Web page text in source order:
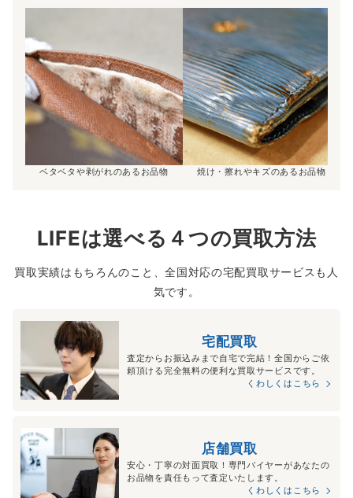
ベタベタや剥がれのあるお品物 焼け・擦れやキズのあるお品物
LIFEは選べる４つの買取方法
買取実績はもちろんのこと、全国対応の宅配買取サービスも人
気です。
宅配買取
査定からお振込みまで自宅で完結！全国からご依
頼頂ける完全無料の便利な買取サービスです。
くわしくはこちら
店舗買取
安心・丁寧の対面買取！専門バイヤーがあなたの
お品物を責任もって査定いたします。
くわしくはこちら